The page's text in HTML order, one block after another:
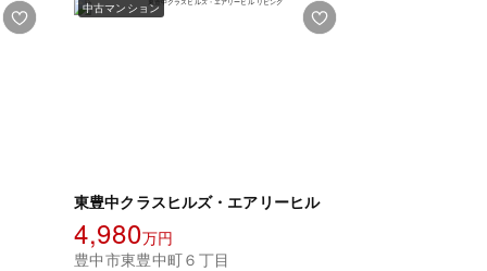
中古マンション
東豊中クラスヒルズ・エアリーヒル
4,980万円
豊中市東豊中町６丁目